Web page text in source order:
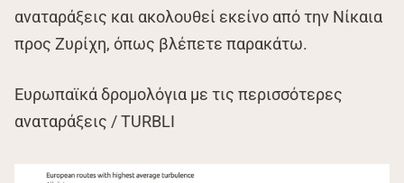
αναταράξεις και ακολουθεί εκείνο από την Νίκαια
προς Ζυρίχη, όπως βλέπετε παρακάτω.
Ευρωπαϊκά δρομολόγια με τις περισσότερες
αναταράξεις / TURBLI